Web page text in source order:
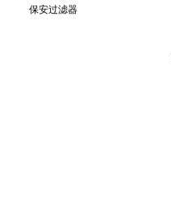
保安过滤器